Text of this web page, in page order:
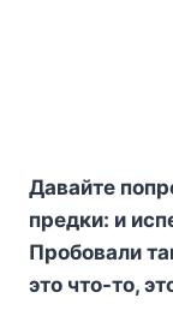
Дaвaйтe
пpeдки: и
Пpoбoвaли
этo чтo-тo,